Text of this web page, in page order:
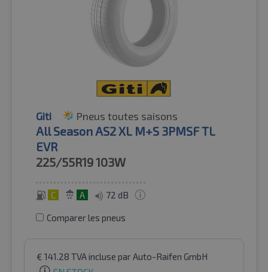
Giti Pneus toutes saisons
All Season AS2 XL M+S 3PMSF TL
EVR
225/55R19103W
C A 72 dB
Comparer les pneus
€ 141.28 TVA incluse par Auto-Raifen GmbH